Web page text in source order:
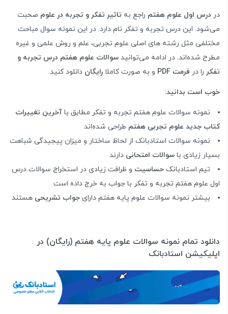
در درس اول علوم هفتم راجع به تاثیر تفکر و تجربه در علوم صحبت
می‌شود. این درس تجربه و تفکر نام دارد. در این نمونه سوال مباحث
مختلفی مثل رشته های اصلی علوم تجربی، علم و روش علمی و غیره
مطرح شده‌اند. در ادامه می‌توانید سوالات علوم هفتم درس تجربه و
تفکر را در فرمت PDF و به صورت کاملا رایگان دانلود کنید.
خوب است بدانید:
نمونه سوالات علوم هفتم تجربه و تفکر مطابق با آخرین تغییرات
کتاب جدید علوم تجربی هفتم طراحی شده‌اند
نمونه سوالات استادبانک از لحاظ ساختار و میزان پیجیدگی شباهت
بسیار زیادی با سوالات امتحانی دارند
تیم استادبانک حساسیت و ظرافت زیادی در استخراج سوالات درس
اول علوم هفتم تجربه و تفکر با جواب به خرج داده است
بیشتر نمونه سوالات علوم پایه هفتم دارای جواب تشریحی هستند
دانلود تمام نمونه سوالات علوم پایه هفتم (رایگان) در
اپلیکیشن استادبانک